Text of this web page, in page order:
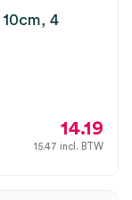
4
14.19
15.47 incl. BTW